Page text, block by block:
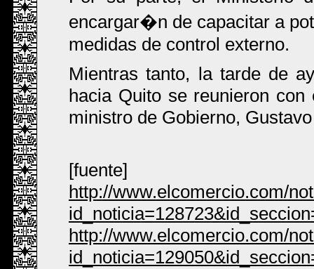
encargar�n de capacitar a
medidas de control externo.
Mientras tanto, la tarde de
hacia Quito se reunieron
ministro de Gobierno,
[fuente]
http://www.elcomercio.com/
http://www.elcomercio.com/